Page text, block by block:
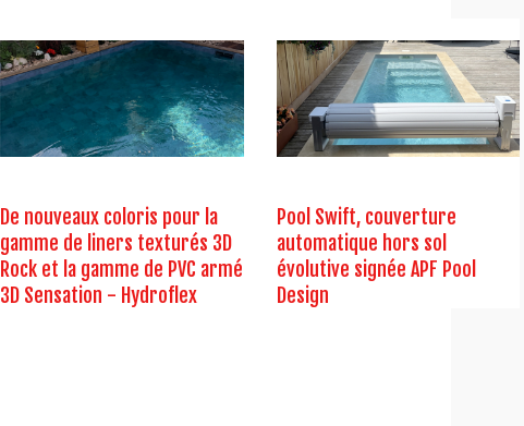
De nouveaux coloris pour la
gamme de liners texturés 3D
Rock et la gamme de PVC armé
3D Sensation - Hydroflex
Pool Swift, couverture
automatique hors sol
évolutive signée APF Pool
Design